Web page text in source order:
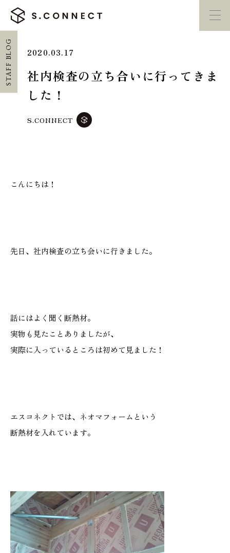
CONCEPT
STAFF BLOG
スタッフブログ
ACCESS MAP
アクセスマップ
家づくり勉強会
本社
053-488-5127
10:00〜19:00 水曜定休
浜松店
053-430-5123
10:00〜19:00 水曜定休
STAFF BLOG 2020.03.17
社内検査の立ち合いに行ってきま
した！
S.CONNECT
こんにちは！
先日、社内検査の立ち会いに行きました。
話にはよく聞く断熱材。
実物も見たことありましたが、
実際に入っているところは初めて見ました！
エスコネクトでは、ネオマフォームという
断熱材を入れています。